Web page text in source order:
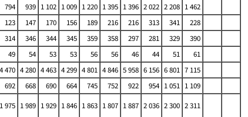
794 939 1 102 1 009 1 220 1 395 1 396 2 022 2 208 1 462
123 147 170 156 189 216 216 313 341
228
314 346 344 345 359 358 297 281 329
390
49 54 53 53 56 56 46 44 51
61
4 470 4 280 4 463 4 299 4 801 4 846 5 958 6 156 6 801 7 115
692 668 690 664 745 752 922 954 1 051 1 109
1 975 1 989 1 929 1 846 1 863 1 807 1 887 2 036 2 300 2 311